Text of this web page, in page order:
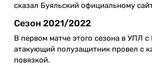
сказал Буяльский официальному
Сезон 2021/2022
В первом матче этого сезона в УПЛ
атакующий полузащитник провел с
повязкой.